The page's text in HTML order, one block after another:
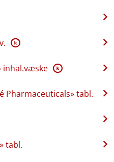
K
inhal.væske K
Pharmaceuticals» tabl.
tabl.